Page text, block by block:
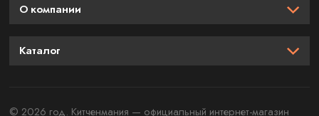
О компании
Каталог
© 2026 год. Китченмания — официальный интернет-магазин